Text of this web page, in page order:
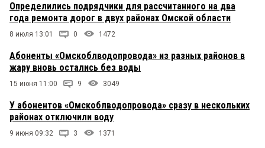
Определились подрядчики для рассчитанного на два
года ремонта дорог в двух районах Омской области
8 июля 13:01 0 1472
Абоненты «Омскоблводопровода» из разных районов в
жару вновь остались без воды
15 июня 11:00 9 3049
У абонентов «Омскоблводопровода» сразу в нескольких
районах отключили воду
9 июня 09:32 3 1371